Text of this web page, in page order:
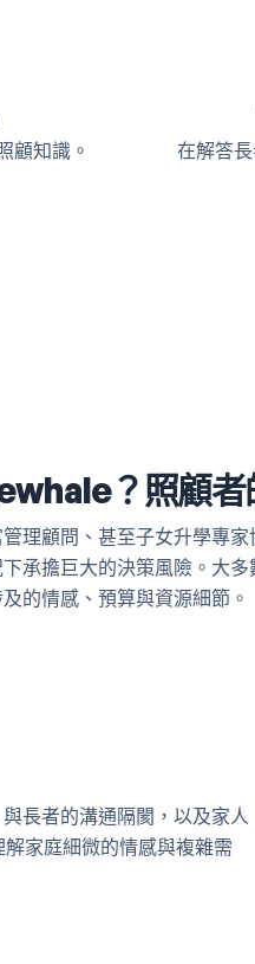
顧知識。
在解答
？照顧者
理顧問、甚至子女升學專
承擔巨大的決策風險。大
的情感、預算與資源細節。
長者的溝通隔閡，以及家人
家庭細微的情感與複雜需